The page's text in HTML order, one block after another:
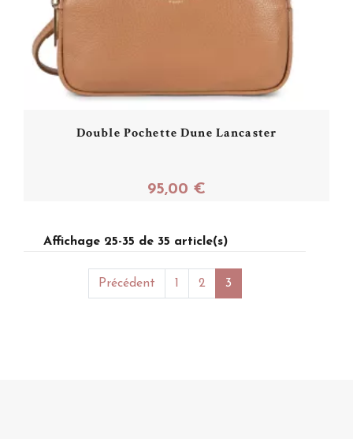
Double Pochette Dune Lancaster
95,00 €
Affichage 25-35 de 35 article(s)
Précédent 1 2 3